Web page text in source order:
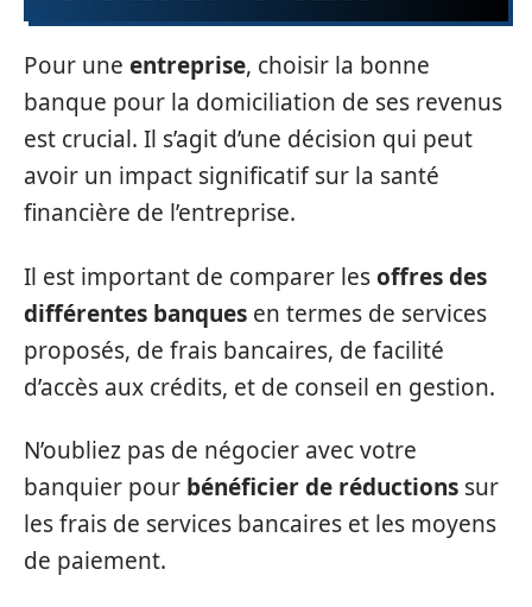
Pour une entreprise, choisir la bonne
banque pour la domiciliation de ses revenus
est crucial. Il s’agit d’une décision qui peut
avoir un impact significatif sur la santé
financière de l’entreprise.
Il est important de comparer lesoffres des
différentes banques en termes de services
proposés, de frais bancaires, de facilité
d’accès aux crédits, et de conseil en gestion.
N’oubliez pas de négocier avec votre
banquier pour bénéficier de réductions sur
les frais de services bancaires et les moyens
de paiement.